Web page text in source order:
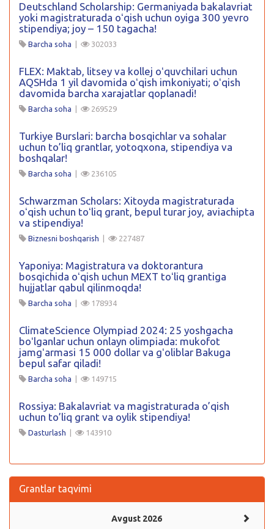
Deutschland Scholarship: Germaniyada bakalavriat
yoki magistraturada oʻqish uchun oyiga 300 yevro
stipendiya; joy – 150 tagacha!
Barcha soha 302033
FLEX: Maktab, litsey va kollej oʻquvchilari uchun
AQSHda 1 yil davomida oʻqish imkoniyati; oʻqish
davomida barcha xarajatlar qoplanadi!
Barcha soha 269529
Turkiye Burslari: barcha bosqichlar va sohalar
uchun to’liq grantlar, yotoqxona, stipendiya va
boshqalar!
Barcha soha 236105
Schwarzman Scholars: Xitoyda magistraturada
oʻqish uchun toʻliq grant, bepul turar joy, aviachipta
va stipendiya!
Biznesni boshqarish 227487
Yaponiya: Magistratura va doktorantura
bosqichida oʻqish uchun MEXT toʻliq grantiga
hujjatlar qabul qilinmoqda!
Barcha soha 178934
ClimateScience Olympiad 2024: 25 yoshgacha
boʻlganlar uchun onlayn olimpiada: mukofot
jamgʻarmasi 15 000 dollar va gʻoliblar Bakuga
bepul safar qiladi!
Barcha soha 149715
Rossiya: Bakalavriat va magistraturada o’qish
uchun to’liq grant va oylik stipendiya!
Dasturlash 143910
Grantlar taqvimi
Avgust 2026